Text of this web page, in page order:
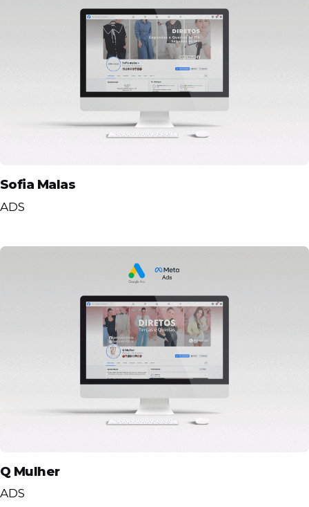
Sofia Malas
ADS
Q Mulher
ADS